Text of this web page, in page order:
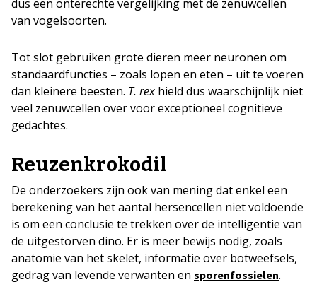
dus een onterechte vergelijking met de zenuwcellen
van vogelsoorten.
Tot slot gebruiken grote dieren meer neuronen om
standaardfuncties – zoals lopen en eten – uit te voeren
dan kleinere beesten. T. rex hield dus waarschijnlijk niet
veel zenuwcellen over voor exceptioneel cognitieve
gedachtes.
Reuzenkrokodil
De onderzoekers zijn ook van mening dat enkel een
berekening van het aantal hersencellen niet voldoende
is om een conclusie te trekken over de intelligentie van
de uitgestorven dino. Er is meer bewijs nodig, zoals
anatomie van het skelet, informatie over botweefsels,
gedrag van levende verwanten en sporenfossielen.